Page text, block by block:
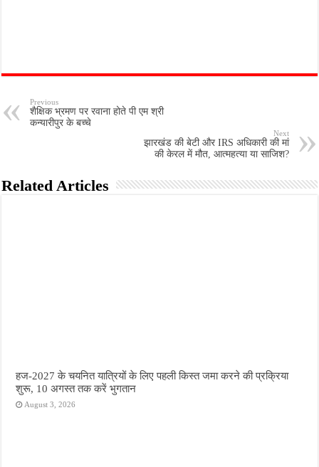
Previous
शैक्षिक भ्रमण पर रवाना होते पी एम श्री
कन्यारीपुर के बच्चे
Next
झारखंड की बेटी और IRS अधिकारी की मां
की केरल में मौत, आत्महत्या या साजिश?
Related Articles
हज-2027 के चयनित यात्रियों के लिए पहली किस्त जमा करने की प्रक्रिया
शुरू, 10 अगस्त तक करें भुगतान
August 3, 2026